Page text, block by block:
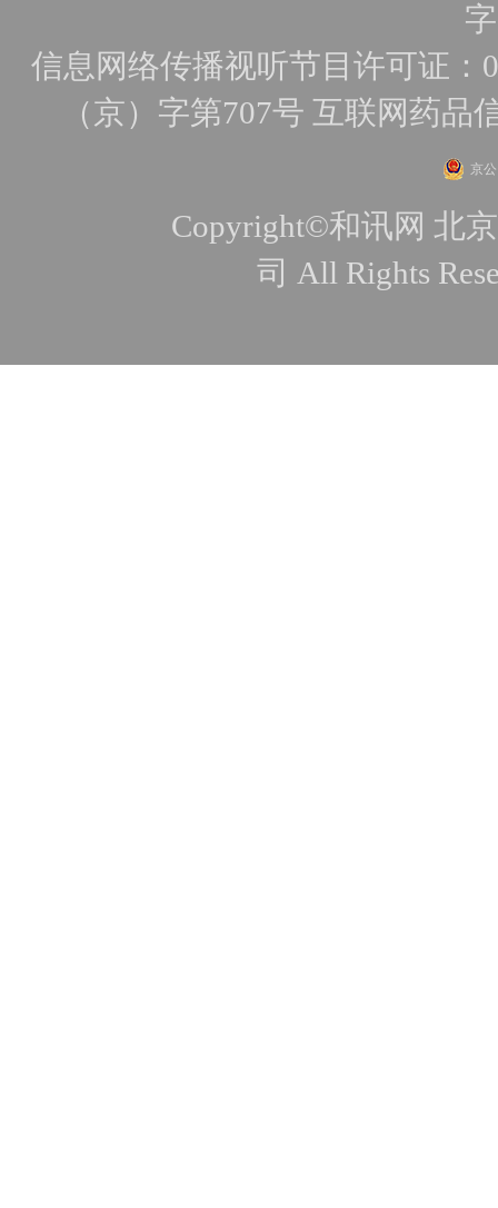
信息网络传播视听节目许可证：
（京）字第707号 互联网药品
京
Copyright©和讯网 北
司 All Rights